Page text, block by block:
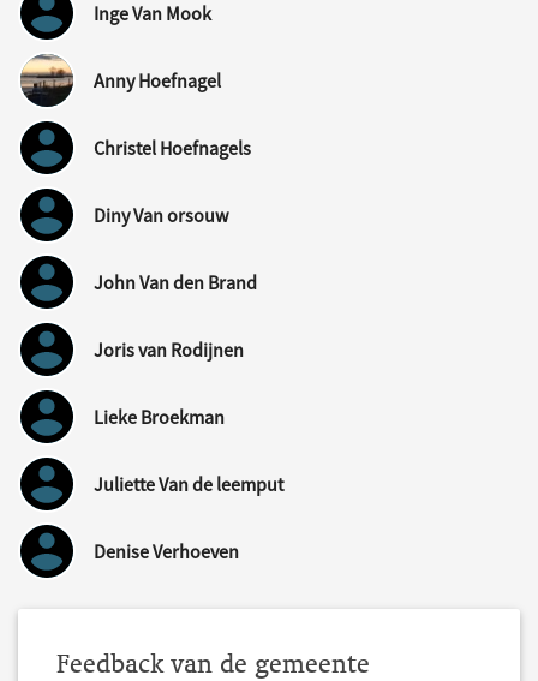
Inge Van Mook
Anny Hoefnagel
Christel Hoefnagels
Diny Van orsouw
John Van den Brand
Joris van Rodijnen
Lieke Broekman
Juliette Van de leemput
Denise Verhoeven
Feedback van de gemeente